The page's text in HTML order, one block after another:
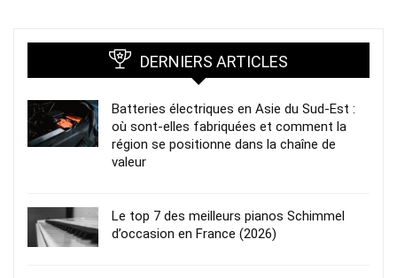
DERNIERS ARTICLES
Batteries électriques en Asie du Sud-Est :
où sont-elles fabriquées et comment la
région se positionne dans la chaîne de
valeur
Le top 7 des meilleurs pianos Schimmel
d’occasion en France (2026)